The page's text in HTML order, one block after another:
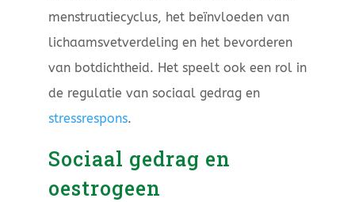
menstruatiecyclus, het beïnvloeden van
lichaamsvetverdeling en het bevorderen
van botdichtheid. Het speelt ook een rol in
de regulatie van sociaal gedrag en
stressrespons.
Sociaal gedrag en
oestrogeen